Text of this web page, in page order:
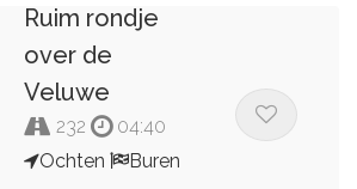
Ruim rondje
over de
Veluwe
232
04:40
Ochten
Buren